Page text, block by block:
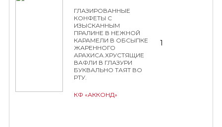
ГЛАЗИРОВАННЫЕ
КОНФЕТЫ С
ИЗЫСКАННЫМ
ПРАЛИНЕ В НЕЖНОЙ
КАРАМЕЛИ В ОБСЫПКЕ
ЖАРЕННОГО
АРАХИСА.ХРУСТЯЩИЕ
ВАФЛИ В ГЛАЗУРИ
БУКВАЛЬНО ТАЯТ ВО
РТУ.
КФ «АККОНД»
1